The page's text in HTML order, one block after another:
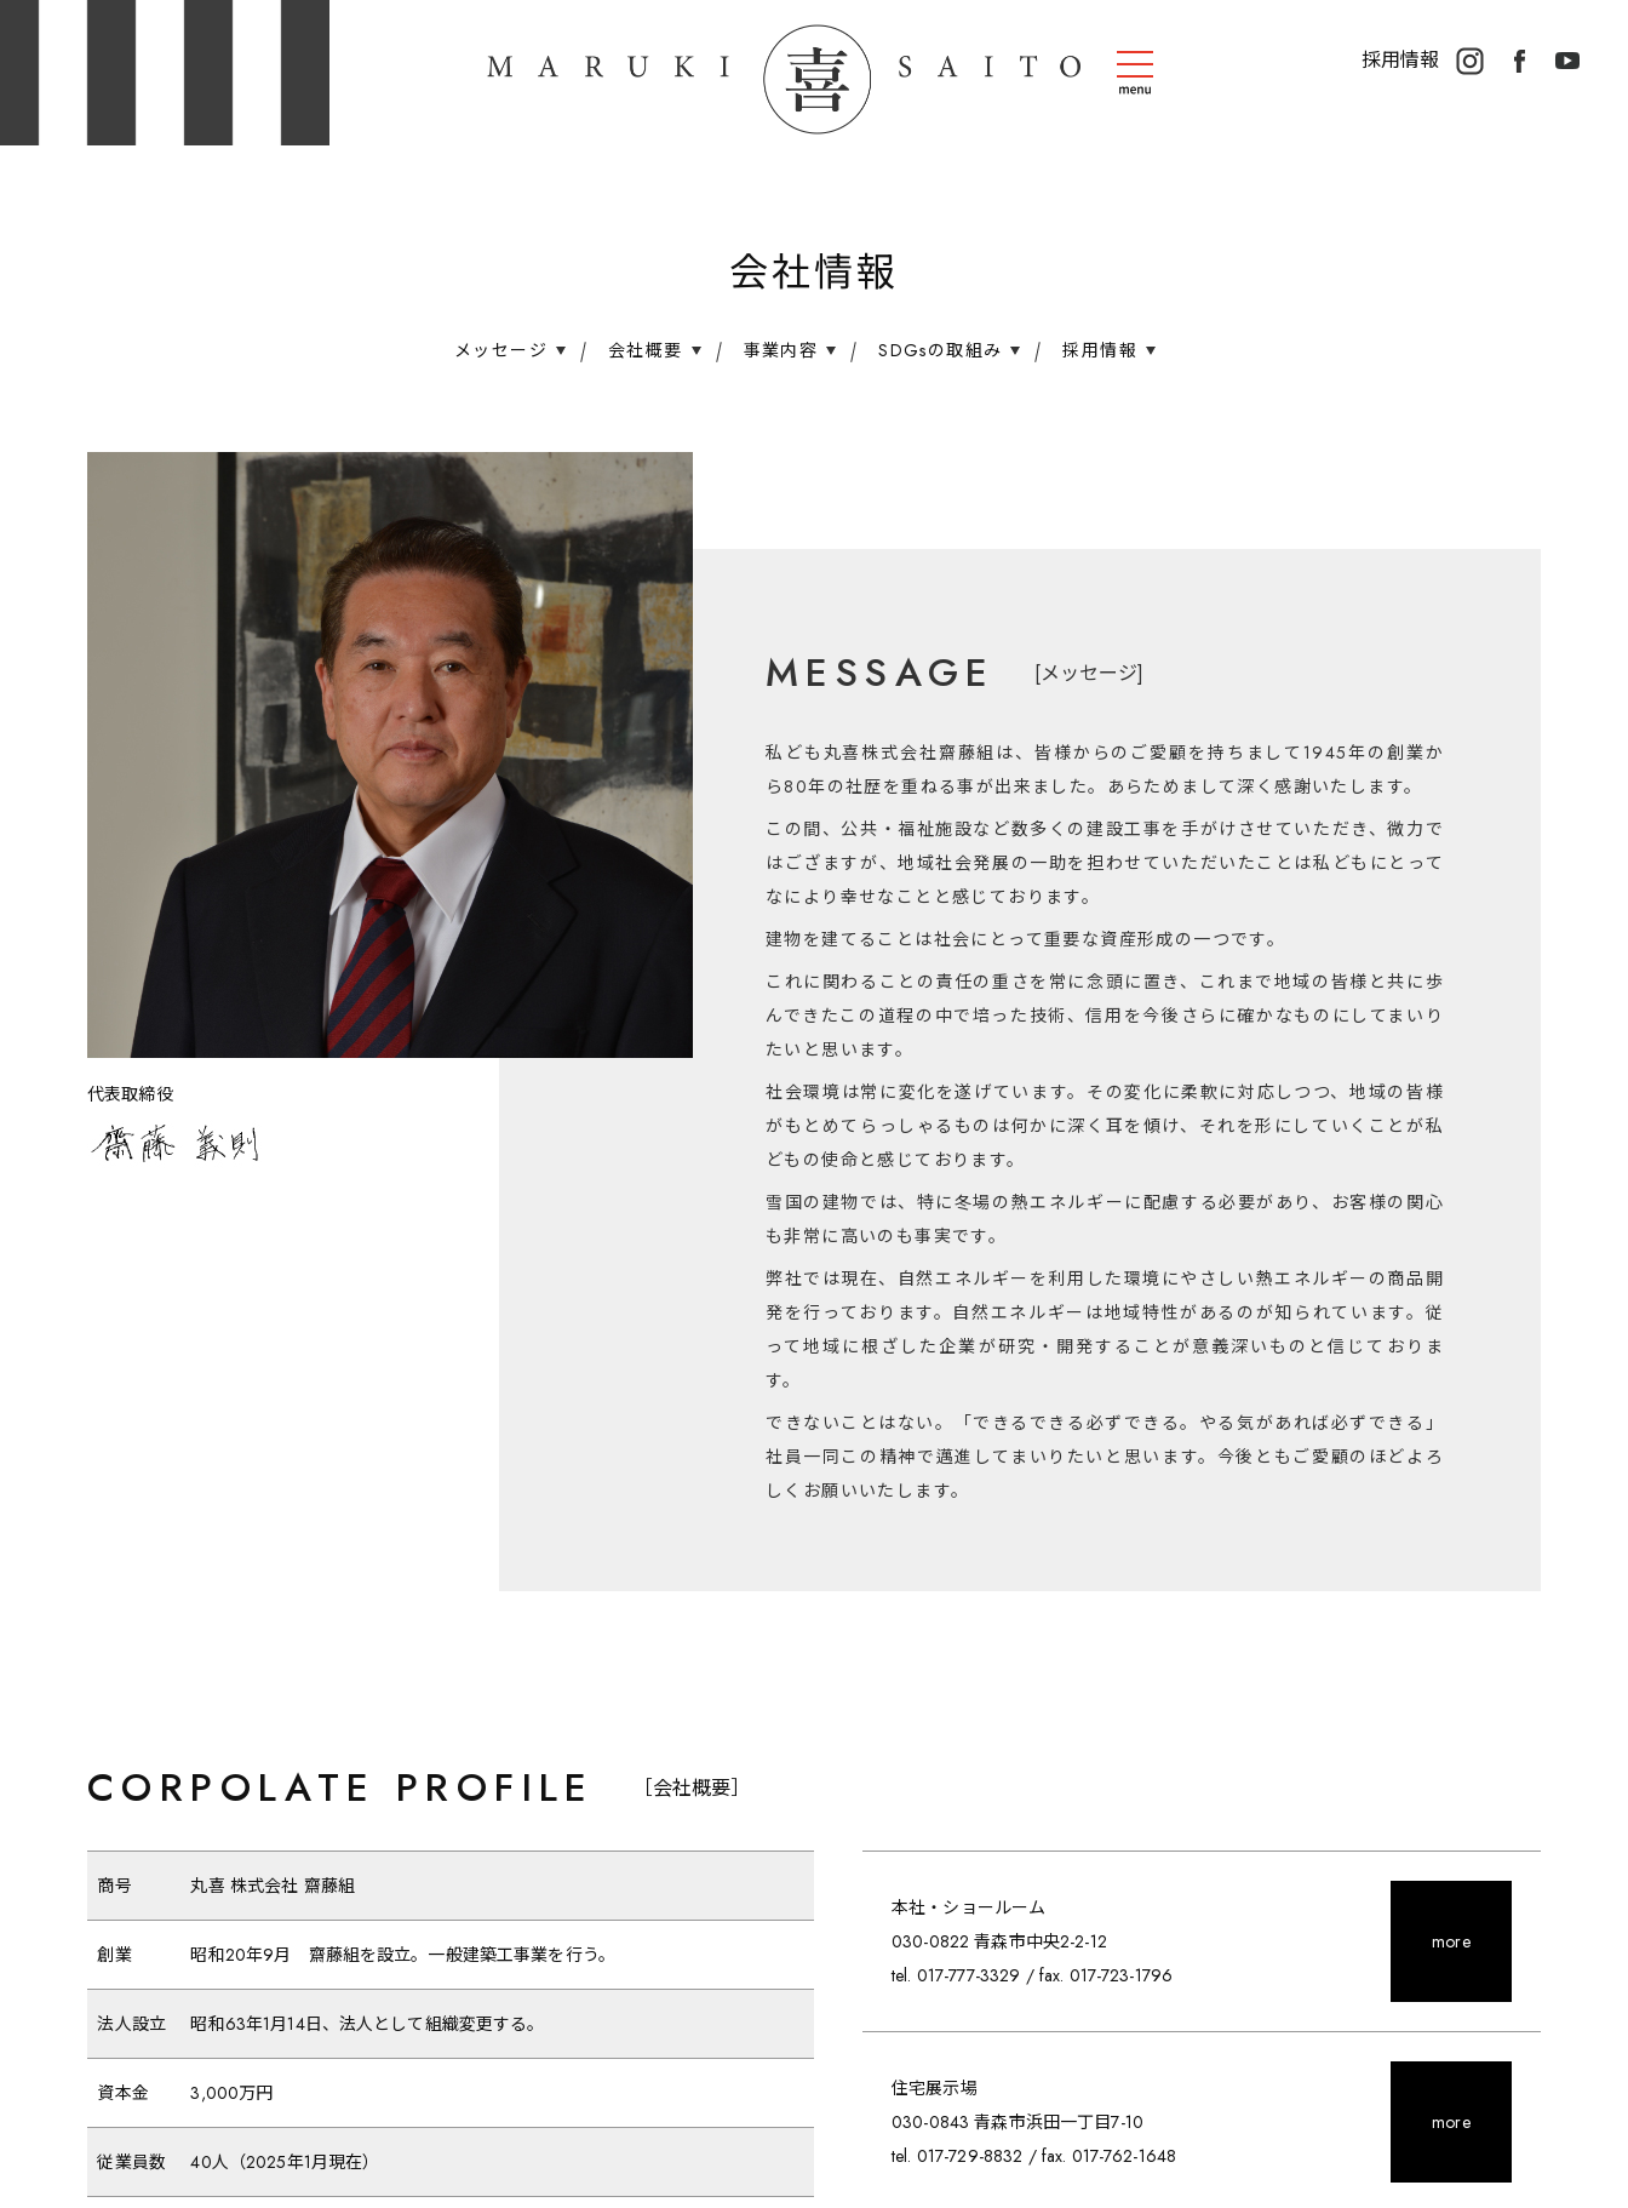
NEWS
ニュースレター
メッセージ
事業内容
SDGsの取り組み
採用情報
本社・ショールーム
展示場
東京支店
Q&A
お問い合わせ
太陽光発電・風力発電
青森地域活動
東京支店
採用情報
会社情報
メッセージ 会社概要 事業内容 SDGsの取組み 採用情報
代表取締役
MESSAGE [メッセージ]
私ども丸喜株式会社齋藤組は、皆様からのご愛顧を持ちまして1945年の創業か
ら80年の社歴を重ねる事が出来ました。あらためまして深く感謝いたします。
この間、公共・福祉施設など数多くの建設工事を手がけさせていただき、微力で
はござますが、地域社会発展の一助を担わせていただいたことは私どもにとって
なにより幸せなことと感じております。
建物を建てることは社会にとって重要な資産形成の一つです。
これに関わることの責任の重さを常に念頭に置き、これまで地域の皆様と共に歩
んできたこの道程の中で培った技術、信用を今後さらに確かなものにしてまいり
たいと思います。
社会環境は常に変化を遂げています。その変化に柔軟に対応しつつ、地域の皆様
がもとめてらっしゃるものは何かに深く耳を傾け、それを形にしていくことが私
どもの使命と感じております。
雪国の建物では、特に冬場の熱エネルギーに配慮する必要があり、お客様の関心
も非常に高いのも事実です。
弊社では現在、自然エネルギーを利用した環境にやさしい熱エネルギーの商品開
発を行っております。自然エネルギーは地域特性があるのが知られています。従
って地域に根ざした企業が研究・開発することが意義深いものと信じておりま
す。
できないことはない。「できるできる必ずできる。やる気があれば必ずできる」
社員一同この精神で邁進してまいりたいと思います。今後ともご愛顧のほどよろ
しくお願いいたします。
CORPOLATE PROFILE ［会社概要］
商号 丸喜 株式会社 齋藤組
創業 昭和20年9月 齋藤組を設立。一般建築工事業を行う。
法人設立 昭和63年1月14日、法人として組織変更する。
資本金 3,000万円
従業員数 40人（2025年1月現在）
本社・ショールーム
030-0822 青森市中央2-2-12
tel. 017-777-3329 / fax. 017-723-1796
more
住宅展示場
030-0843 青森市浜田一丁目7-10
tel. 017-729-8832 / fax. 017-762-1648
more